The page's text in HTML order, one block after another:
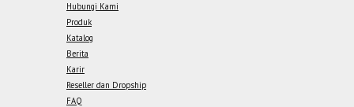
Hubungi Kami
Produk
Katalog
Berita
Karir
Reseller dan Dropship
FAQ